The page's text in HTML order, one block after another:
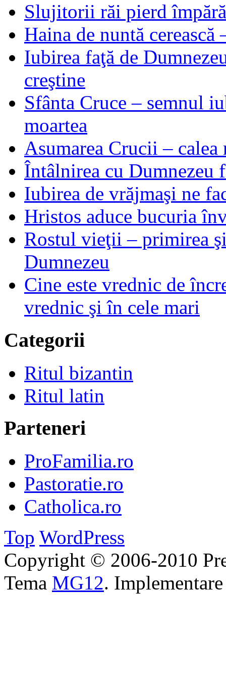
Slujitorii răi pierd
Haina de nuntă
Iubirea faţă de
creştine
Sfânta Cruce – semnul
moartea
Asumarea Crucii –
Întâlnirea cu Dumnezeu
Iubirea de vrăjmaşi ne
Hristos aduce bucuria
Rostul vieţii – primirea
Dumnezeu
Cine este vrednic de
vrednic şi în cele mari
Categorii
Ritul bizantin
Ritul latin
Parteneri
ProFamilia.ro
Pastoratie.ro
Catholica.ro
Top WordPress
Copyright © 2006-2010
Tema MG12.